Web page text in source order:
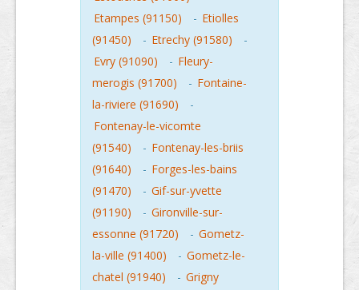
Etampes (91150)
- Etiolles
(91450)
- Etrechy (91580)
-
Evry (91090)
- Fleury-
merogis (91700)
- Fontaine-
la-riviere (91690)
-
Fontenay-le-vicomte
(91540)
- Fontenay-les-briis
(91640)
- Forges-les-bains
(91470)
- Gif-sur-yvette
(91190)
- Gironville-sur-
essonne (91720)
- Gometz-
la-ville (91400)
- Gometz-le-
chatel (91940)
- Grigny